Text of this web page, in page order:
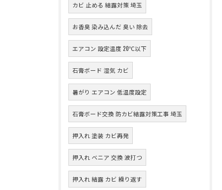
カビ 止める 結露対策 埼玉
お香臭 染み込んだ 臭い 除去
エアコン 設定温度 20℃以下
石膏ボード 湿気 カビ
暑がり エアコン 低温度設定
石膏ボード交換 防カビ結露対策工事 埼玉
押入れ 塗装 カビ再発
押入れ ベニア 交換 波打つ
押入れ 結露 カビ 繰り返す